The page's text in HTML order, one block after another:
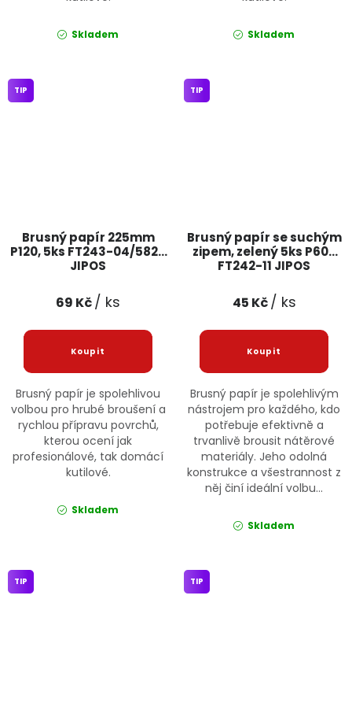
Skladem Skladem
Brusný papír 225mm
P120, 5ks FT243-04/5825
JIPOS
TIP
69 Kč/ ks
Brusný papír je spolehlivou
volbou pro hrubé broušení a
rychlou přípravu povrchů,
kterou ocení jak
profesionálové, tak domácí
kutilové.
Skladem
Brusný papír se suchým
zipem, zelený 5ks P600
FT242-11 JIPOS
TIP
45 Kč/ ks
Brusný papír je spolehlivým
nástrojem pro každého, kdo
potřebuje efektivně a
trvanlivě brousit nátěrové
materiály. Jeho odolná
konstrukce a všestrannost z
něj činí ideální volbu...
Skladem
TIP TIP